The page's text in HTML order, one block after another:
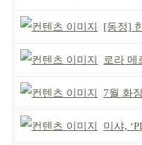
[동정] 한
로라 메르
7월 화
미샤,